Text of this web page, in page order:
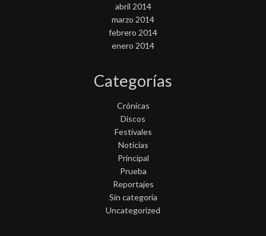
abril 2014
marzo 2014
febrero 2014
enero 2014
Categorías
Crónicas
Discos
Festivales
Noticias
Principal
Prueba
Reportajes
Sin categoría
Uncategorized